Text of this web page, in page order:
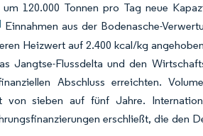
120.000 Tonnen pro Tag neue
Einnahmen aus der Bodenasche-
Heizwert auf 2.400 kcal/kg
Jangtse-Flussdelta und den
Abschluss erreichten.
von sieben auf fünf Jahre.
erschließt, die den